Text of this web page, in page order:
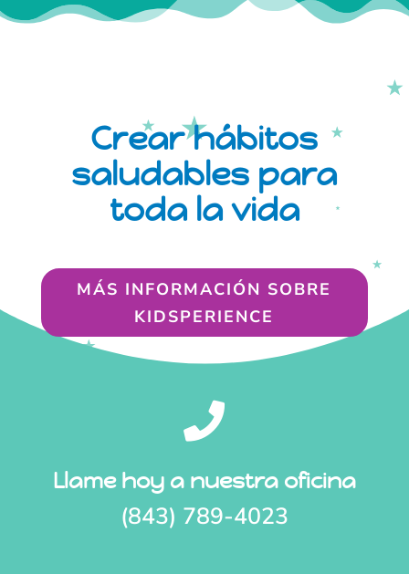
Crear hábitos
saludables para
toda la vida
MÁS INFORMACIÓN SOBRE
KIDSPERIENCE

Llame hoy a nuestra oficina
(843) 789-4023